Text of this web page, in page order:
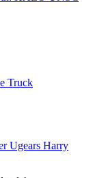
Truck
Ugears Harry